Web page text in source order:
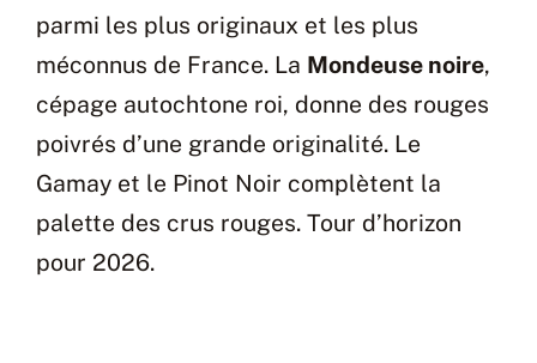
parmi les plus originaux et les plus
méconnus de France. La Mondeuse noire,
cépage autochtone roi, donne des rouges
poivrés d’une grande originalité. Le
Gamay et le Pinot Noir complètent la
palette des crus rouges. Tour d’horizon
pour 2026.